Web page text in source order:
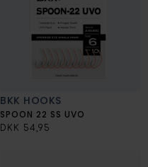
BKK HOOKS
SPOON 22 SS UVO
DKK 54,95